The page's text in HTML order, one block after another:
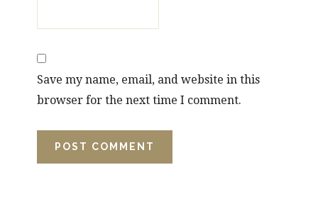
Save my name, email, and website in this
browser for the next time I comment.